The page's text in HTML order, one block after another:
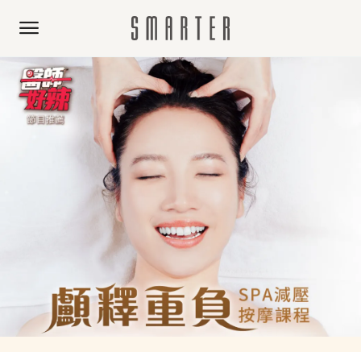
《顱釋重負》
常頭痛、壓力大、躺在床上腦袋轉不停？你該給大腦一場真
體驗價：NT$ 1499